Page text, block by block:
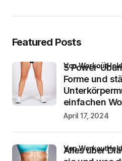
Featured Posts
5 Power-
Forme und
einfachen
von WorkoutHeld
April 17, 2024
Alles über
von WorkoutHeld